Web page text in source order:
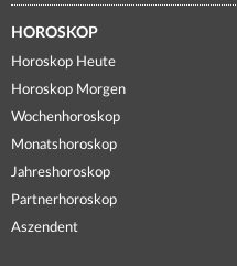
HOROSKOP
Horoskop Heute
Horoskop Morgen
Wochenhoroskop
Monatshoroskop
Jahreshoroskop
Partnerhoroskop
Aszendent